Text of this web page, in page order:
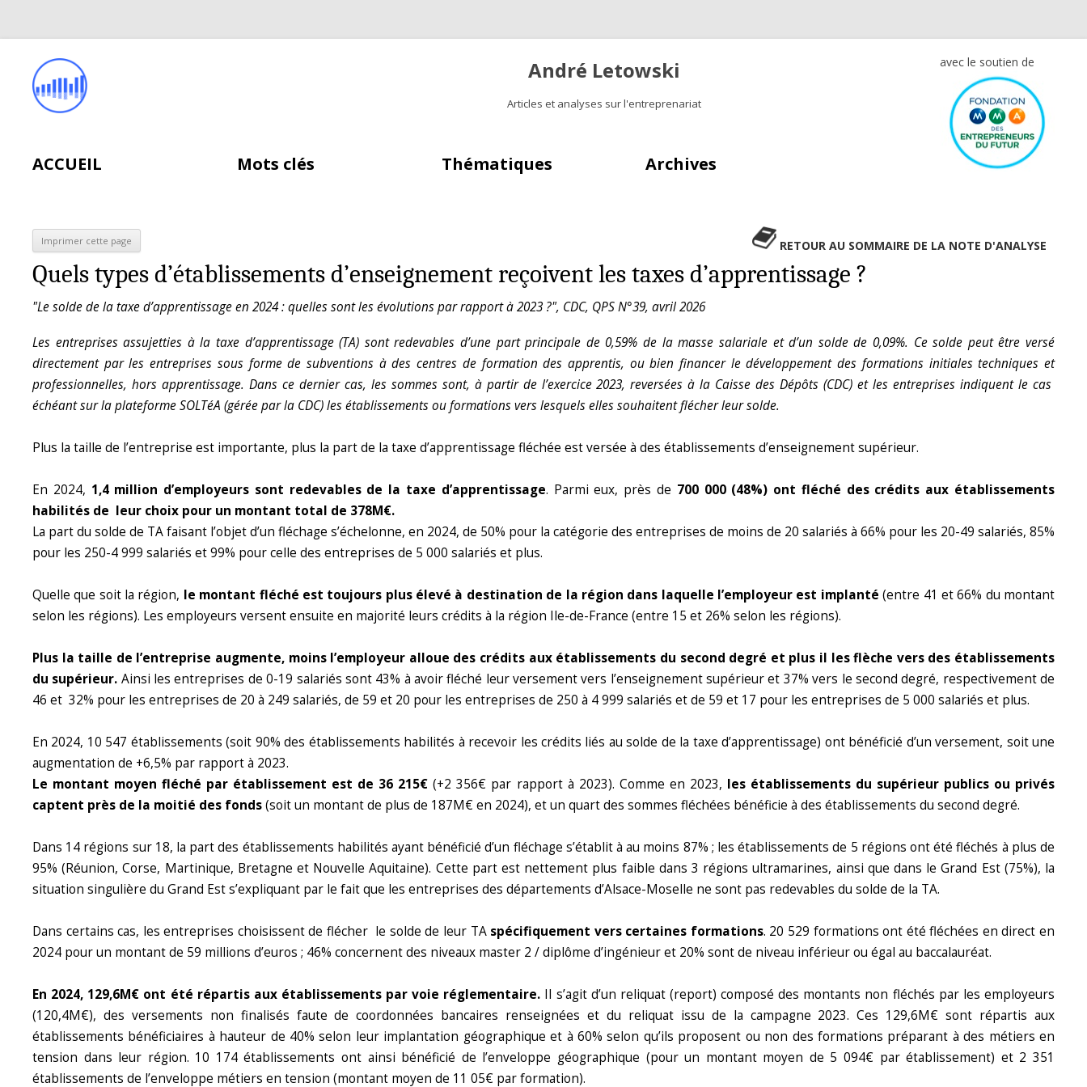
André Letowski
Articles et analyses sur l'entreprenariat
avec le soutien de
ACCUEIL Mots clés Thématiques Archives
RETOUR AU SOMMAIRE DE LA NOTE D'ANALYSE
Quels types d’établissements d’enseignement reçoivent les taxes d’apprentissage ?
"Le solde de la taxe d’apprentissage en 2024 : quelles sont les évolutions par rapport à 2023 ?", CDC, QPS N°39, avril 2026
Les entreprises assujetties à la taxe d’apprentissage (TA) sont redevables d’une part principale de 0,59% de la masse salariale et d’un solde de 0,09%. Ce solde peut être versé
directement par les entreprises sous forme de subventions à des centres de formation des apprentis, ou bien financer le développement des formations initiales techniques et
professionnelles, hors apprentissage. Dans ce dernier cas, les sommes sont, à partir de l’exercice 2023, reversées à la Caisse des Dépôts (CDC) et les entreprises indiquent le cas
échéant sur la plateforme SOLTéA (gérée par la CDC) les établissements ou formations vers lesquels elles souhaitent flécher leur solde.
Plus la taille de l’entreprise est importante, plus la part de la taxe d’apprentissage fléchée est versée à des établissements d’enseignement supérieur.
En 2024, 1,4 million d’employeurs sont redevables de la taxe d’apprentissage. Parmi eux, près de 700 000 (48%) ont fléché des crédits aux établissements
habilités de leur choix pour un montant total de 378M€.
La part du solde de TA faisant l’objet d’un fléchage s’échelonne, en 2024, de 50% pour la catégorie des entreprises de moins de 20 salariés à 66% pour les 20-49 salariés, 85%
pour les 250-4 999 salariés et 99% pour celle des entreprises de 5 000 salariés et plus.
Quelle que soit la région, le montant fléché est toujours plus élevé à destination de la région dans laquelle l’employeur est implanté (entre 41 et 66% du montant
selon les régions). Les employeurs versent ensuite en majorité leurs crédits à la région Ile-de-France (entre 15 et 26% selon les régions).
Plus la taille de l’entreprise augmente, moins l’employeur alloue des crédits aux établissements du second degré et plus il les flèche vers des établissements
du supérieur. Ainsi les entreprises de 0-19 salariés sont 43% à avoir fléché leur versement vers l’enseignement supérieur et 37% vers le second degré, respectivement de
46 et 32% pour les entreprises de 20 à 249 salariés, de 59 et 20 pour les entreprises de 250 à 4 999 salariés et de 59 et 17 pour les entreprises de 5 000 salariés et plus.
En 2024, 10 547 établissements (soit 90% des établissements habilités à recevoir les crédits liés au solde de la taxe d’apprentissage) ont bénéficié d’un versement, soit une
augmentation de +6,5% par rapport à 2023.
Le montant moyen fléché par établissement est de 36 215€ (+2 356€ par rapport à 2023). Comme en 2023, les établissements du supérieur publics ou privés
captent près de la moitié des fonds(soit un montant de plus de 187M€ en 2024), et un quart des sommes fléchées bénéficie à des établissements du second degré.
Dans 14 régions sur 18, la part des établissements habilités ayant bénéficié d’un fléchage s’établit à au moins 87% ; les établissements de 5 régions ont été fléchés à plus de
95% (Réunion, Corse, Martinique, Bretagne et Nouvelle Aquitaine). Cette part est nettement plus faible dans 3 régions ultramarines, ainsi que dans le Grand Est (75%), la
situation singulière du Grand Est s’expliquant par le fait que les entreprises des départements d’Alsace-Moselle ne sont pas redevables du solde de la TA.
Dans certains cas, les entreprises choisissent de flécher le solde de leur TA spécifiquement vers certaines formations. 20 529 formations ont été fléchées en direct en
2024 pour un montant de 59 millions d’euros ; 46% concernent des niveaux master 2 / diplôme d’ingénieur et 20% sont de niveau inférieur ou égal au baccalauréat.
En 2024, 129,6M€ ont été répartis aux établissements par voie réglementaire. Il s’agit d’un reliquat (report) composé des montants non fléchés par les employeurs
(120,4M€), des versements non finalisés faute de coordonnées bancaires renseignées et du reliquat issu de la campagne 2023. Ces 129,6M€ sont répartis aux
établissements bénéficiaires à hauteur de 40% selon leur implantation géographique et à 60% selon qu’ils proposent ou non des formations préparant à des métiers en
tension dans leur région. 10 174 établissements ont ainsi bénéficié de l’enveloppe géographique (pour un montant moyen de 5 094€ par établissement) et 2 351
établissements de l’enveloppe métiers en tension (montant moyen de 11 05€ par formation).